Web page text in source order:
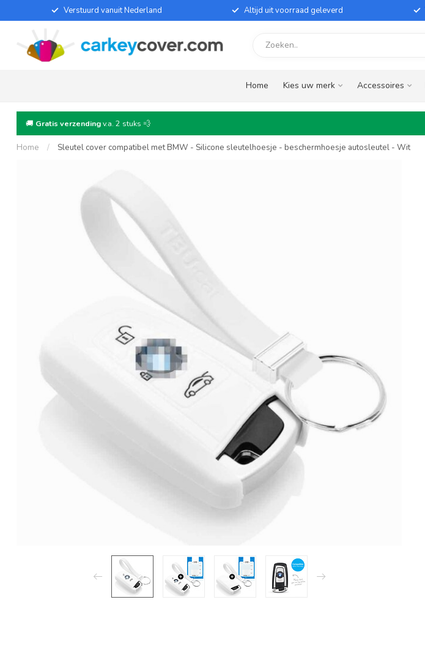
Verstuurd vanuit Nederland Altijd uit voorraad geleverd
Home Kies uw merk Accessoires
🚚 Gratis verzendingv.a. 2 stuks 💨
Home / Sleutel cover compatibel met BMW - Silicone sleutelhoesje - beschermhoesje autosleutel - Wit